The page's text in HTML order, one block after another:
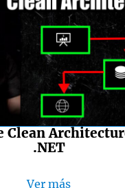
Clean
.NET
Ver más